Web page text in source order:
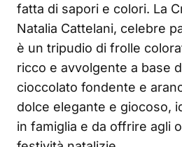
fatta di sapori e colori. La
Natalia Cattelani, celebre
è un tripudio di frolle
ricco e avvolgente a base
cioccolato fondente e
dolce elegante e giocoso,
in famiglia e da offrire agli